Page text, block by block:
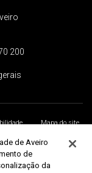
200
Mapa do site
de Aveiro
de
da